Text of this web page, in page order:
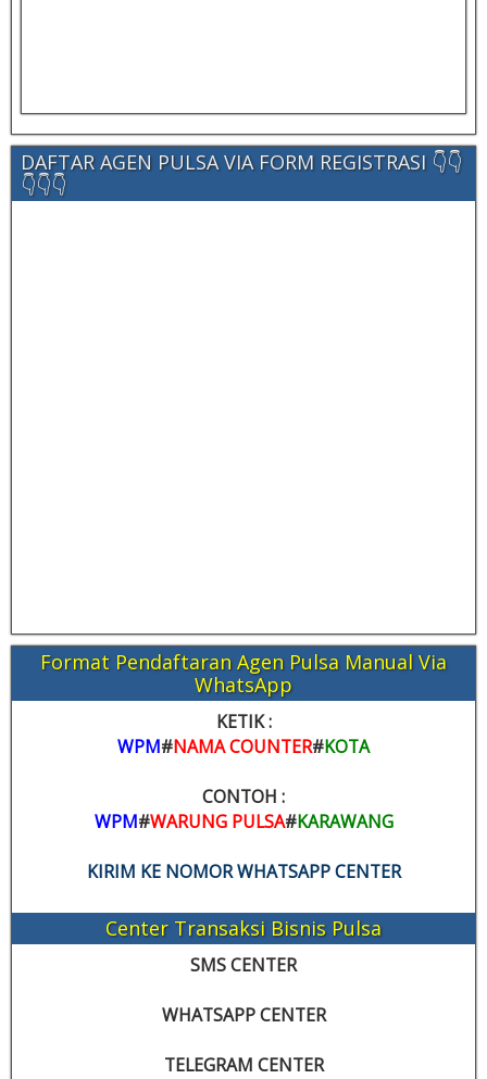
DAFTAR AGEN PULSA VIA FORM REGISTRASI 👇👇
👇👇👇
Format Pendaftaran Agen Pulsa Manual Via
WhatsApp
KETIK :
WPM#NAMA COUNTER#KOTA
CONTOH :
WPM#WARUNG PULSA#KARAWANG
KIRIM KE NOMOR WHATSAPP CENTER
Center Transaksi Bisnis Pulsa
SMS CENTER
WHATSAPP CENTER
TELEGRAM CENTER